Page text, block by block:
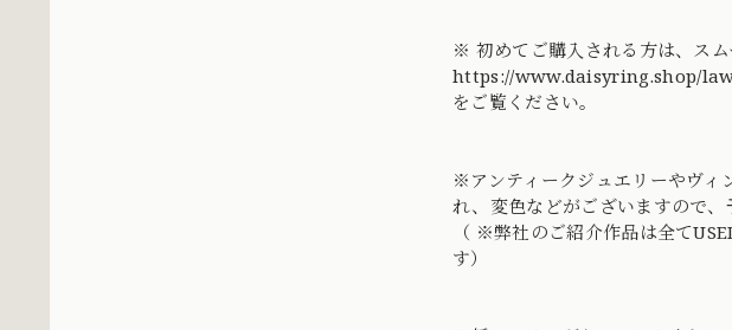
※ 初めてご購入される方は、ス
https://www.daisyring.shop/
をご覧ください。
※アンティークジュエリーやヴィ
れ、変色などがございますので、
（ ※弊社のご紹介作品は全て
す）